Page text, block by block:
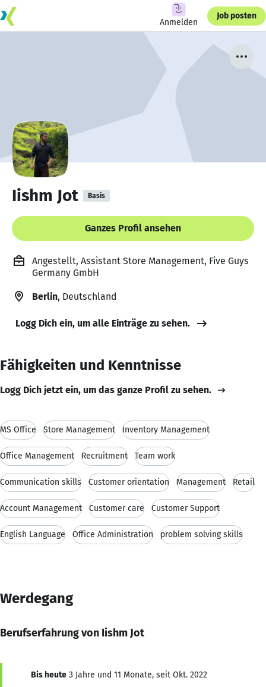
Anmelden
Job posten
Iishm Jot Basis
Ganzes Profil ansehen
Angestellt, Assistant Store Management, Five Guys
Germany GmbH
Berlin, Deutschland
Logg Dich ein, um alle Einträge zu sehen.
Fähigkeiten und Kenntnisse
Logg Dich jetzt ein, um das ganze Profil zu sehen.
MS Office Store Management Inventory Management
Office Management Recruitment Team work
Communication skills Customer orientation Management Retail
Account Management Customer care Customer Support
English Language Office Administration problem solving skills
Werdegang
Berufserfahrung von Iishm Jot
Bis heute 3 Jahre und 11 Monate, seit Okt. 2022